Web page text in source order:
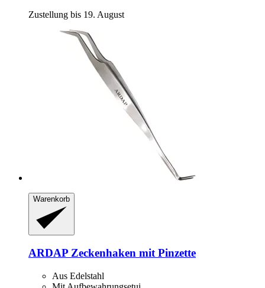
Zustellung bis 19. August
Warenkorb
ARDAP Zeckenhaken mit Pinzette
Aus Edelstahl